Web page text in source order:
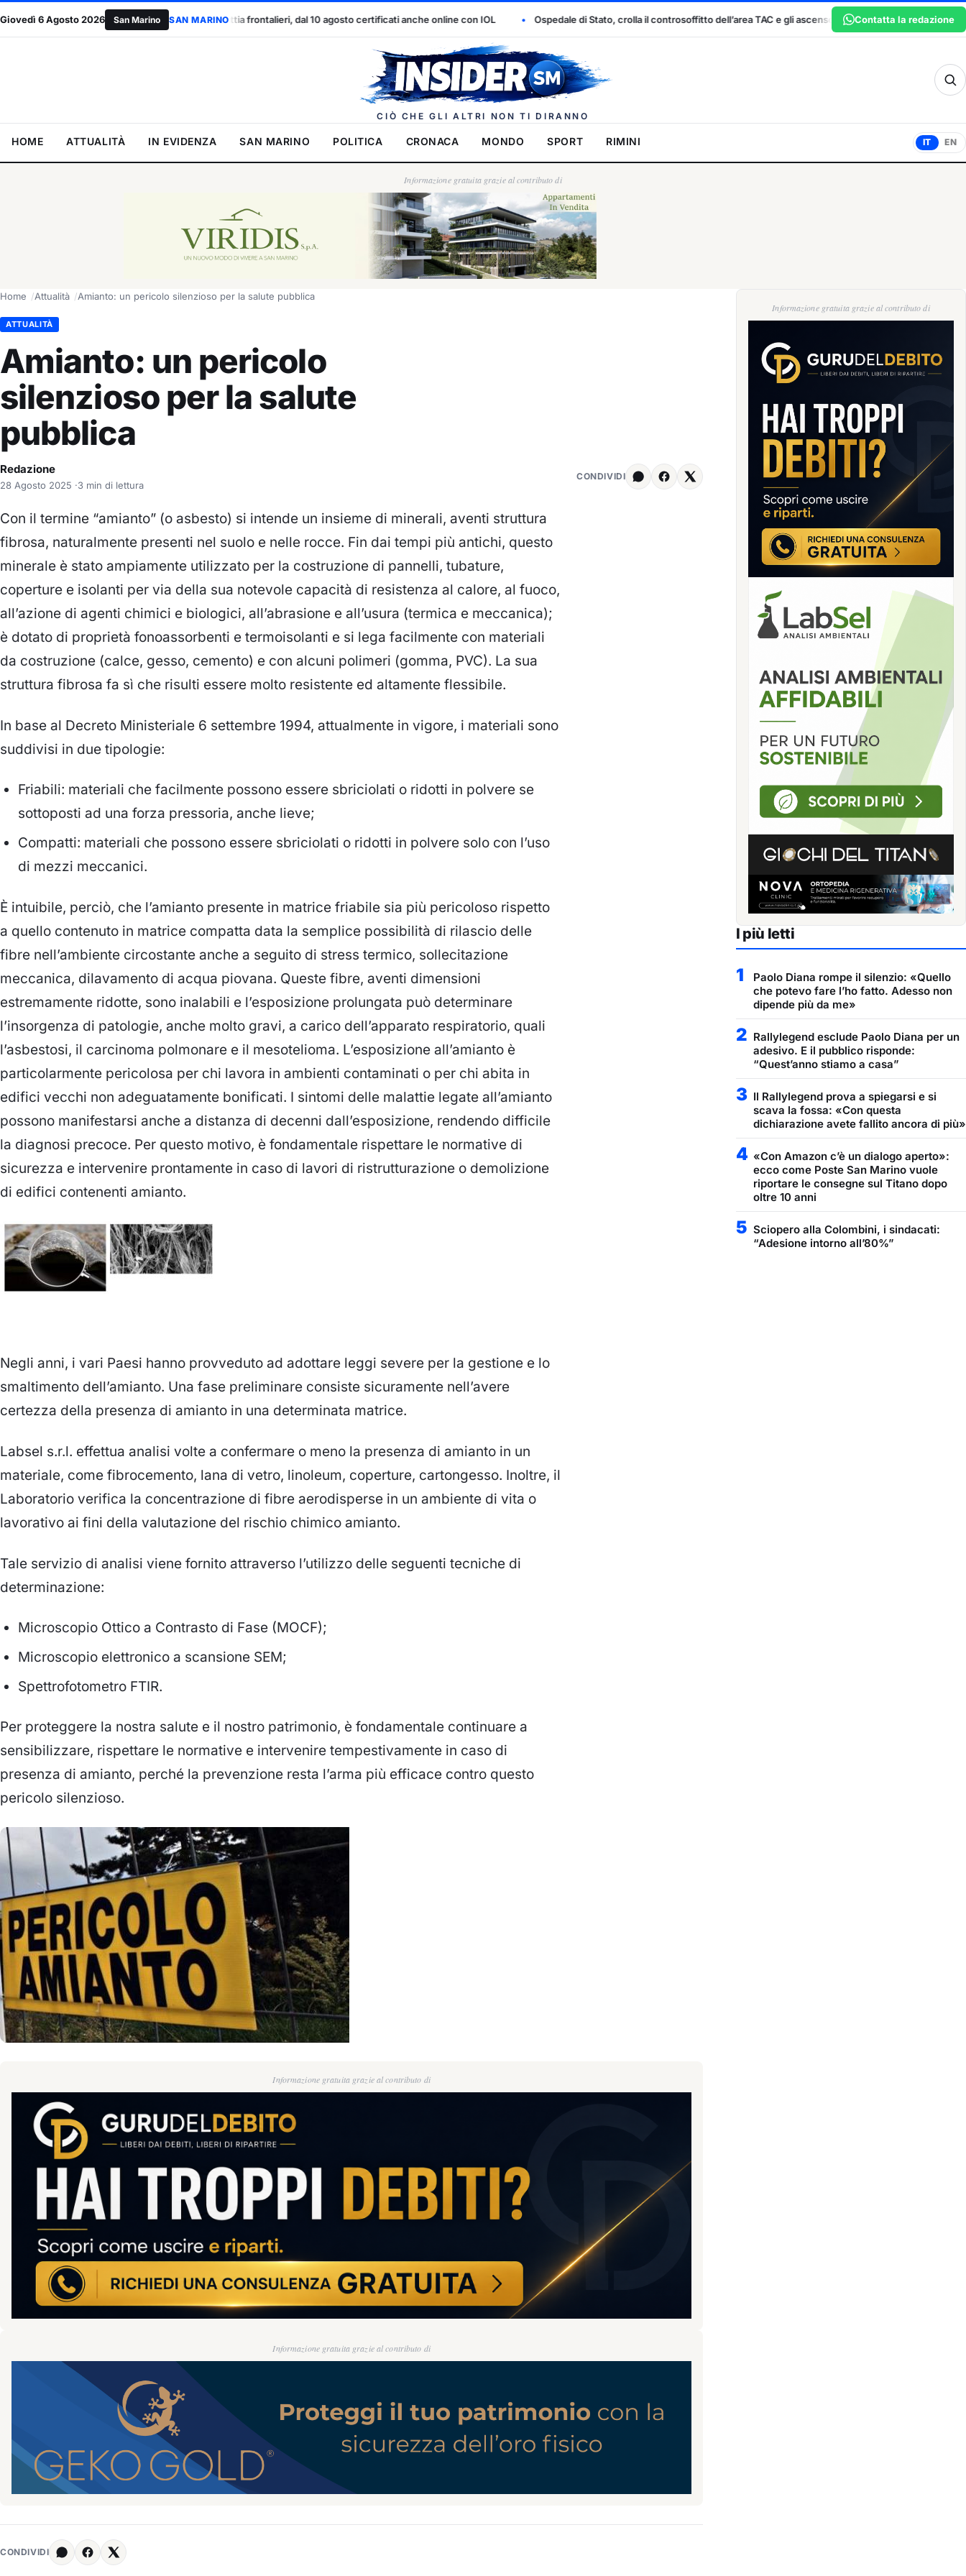
Giovedì 6 Agosto 2026 San Marino SAN MARINO
al Titano Malattia frontalieri, dal 10 agosto certificati anche online con IOL Ospedale di Stato, crolla il controsoffitto dell’area TAC e gli ascensori si fermano: DML chiede al Governo la verità sulle
Contatta la redazione
Insider.sm
CIÒ CHE GLI ALTRI NON TI DIRANNO
HOME ATTUALITÀ IN EVIDENZA SAN MARINO POLITICA CRONACA MONDO SPORT RIMINI IT EN
Informazione gratuita grazie al contributo di
Home Attualità Amianto: un pericolo silenzioso per la salute pubblica
ATTUALITÀ
Amianto: un pericolo
silenzioso per la salute
pubblica
Redazione
28 Agosto 2025 ·3 min di lettura
CONDIVIDI
Con il termine “amianto” (o asbesto) si intende un insieme di minerali, aventi struttura
fibrosa, naturalmente presenti nel suolo e nelle rocce. Fin dai tempi più antichi, questo
minerale è stato ampiamente utilizzato per la costruzione di pannelli, tubature,
coperture e isolanti per via della sua notevole capacità di resistenza al calore, al fuoco,
all’azione di agenti chimici e biologici, all’abrasione e all’usura (termica e meccanica);
è dotato di proprietà fonoassorbenti e termoisolanti e si lega facilmente con materiali
da costruzione (calce, gesso, cemento) e con alcuni polimeri (gomma, PVC). La sua
struttura fibrosa fa sì che risulti essere molto resistente ed altamente flessibile.
In base al Decreto Ministeriale 6 settembre 1994, attualmente in vigore, i materiali sono
suddivisi in due tipologie:
Friabili: materiali che facilmente possono essere sbriciolati o ridotti in polvere se
sottoposti ad una forza pressoria, anche lieve;
Compatti: materiali che possono essere sbriciolati o ridotti in polvere solo con l’uso
di mezzi meccanici.
È intuibile, perciò, che l’amianto presente in matrice friabile sia più pericoloso rispetto
a quello contenuto in matrice compatta data la semplice possibilità di rilascio delle
fibre nell’ambiente circostante anche a seguito di stress termico, sollecitazione
meccanica, dilavamento di acqua piovana. Queste fibre, aventi dimensioni
estremamente ridotte, sono inalabili e l’esposizione prolungata può determinare
l’insorgenza di patologie, anche molto gravi, a carico dell’apparato respiratorio, quali
l’asbestosi, il carcinoma polmonare e il mesotelioma. L’esposizione all’amianto è
particolarmente pericolosa per chi lavora in ambienti contaminati o per chi abita in
edifici vecchi non adeguatamente bonificati. I sintomi delle malattie legate all’amianto
possono manifestarsi anche a distanza di decenni dall’esposizione, rendendo difficile
la diagnosi precoce. Per questo motivo, è fondamentale rispettare le normative di
sicurezza e intervenire prontamente in caso di lavori di ristrutturazione o demolizione
di edifici contenenti amianto.
Negli anni, i vari Paesi hanno provveduto ad adottare leggi severe per la gestione e lo
smaltimento dell’amianto. Una fase preliminare consiste sicuramente nell’avere
certezza della presenza di amianto in una determinata matrice.
Labsel s.r.l. effettua analisi volte a confermare o meno la presenza di amianto in un
materiale, come fibrocemento, lana di vetro, linoleum, coperture, cartongesso. Inoltre, il
Laboratorio verifica la concentrazione di fibre aerodisperse in un ambiente di vita o
lavorativo ai fini della valutazione del rischio chimico amianto.
Tale servizio di analisi viene fornito attraverso l’utilizzo delle seguenti tecniche di
determinazione:
Microscopio Ottico a Contrasto di Fase (MOCF);
Microscopio elettronico a scansione SEM;
Spettrofotometro FTIR.
Per proteggere la nostra salute e il nostro patrimonio, è fondamentale continuare a
sensibilizzare, rispettare le normative e intervenire tempestivamente in caso di
presenza di amianto, perché la prevenzione resta l’arma più efficace contro questo
pericolo silenzioso.
Informazione gratuita grazie al contributo di
Informazione gratuita grazie al contributo di
CONDIVIDI
Informazione gratuita grazie al contributo di
I più letti
1
Paolo Diana rompe il silenzio: «Quello
che potevo fare l’ho fatto. Adesso non
dipende più da me»
2 Rallylegend esclude Paolo Diana per un
adesivo. E il pubblico risponde:
“Quest’anno stiamo a casa”
3 Il Rallylegend prova a spiegarsi e si
scava la fossa: «Con questa
dichiarazione avete fallito ancora di più»
4 «Con Amazon c’è un dialogo aperto»:
ecco come Poste San Marino vuole
riportare le consegne sul Titano dopo
oltre 10 anni
5 Sciopero alla Colombini, i sindacati:
“Adesione intorno all’80%”